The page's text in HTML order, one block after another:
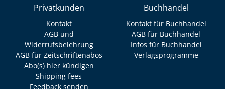
Privatkunden
Kontakt
AGB und
Widerrufsbelehrung
AGB für Zeitschriftenabos
Abo(s) hier kündigen
Shipping fees
Feedback senden
Buchhandel
Kontakt für Buchhandel
AGB für Buchhandel
Infos für Buchhandel
Verlagsprogramme